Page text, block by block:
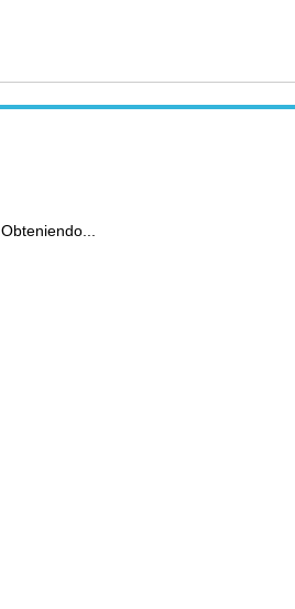
Obteniendo...